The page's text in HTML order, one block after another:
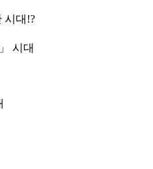
시대!?
시대